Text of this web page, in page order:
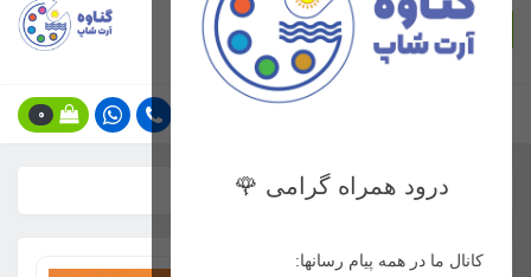
درود همراه گرامی 🌹
کانال ما در همه پیام رسانها:
جستجو
0
فهرست محصولات مداد کنته ماریس قهوه ای روشن